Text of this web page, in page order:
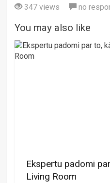
347 views
no
You may also like
Ekspertu padomi
Living Room